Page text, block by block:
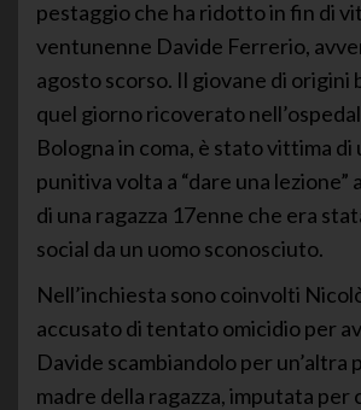
pestaggio che ha ridotto in fin di
ventunenne Davide Ferrerio,
agosto scorso. Il giovane di origini
quel giorno ricoverato
Bologna in coma, è stato vittima di
punitiva volta a “dare una lezione”
di una ragazza 17enne che era
social da un uomo sconosciuto.
Nell’inchiesta sono coinvolti
accusato di tentato omicidio per
Davide scambiandolo per un’altra
madre della ragazza, imputata per